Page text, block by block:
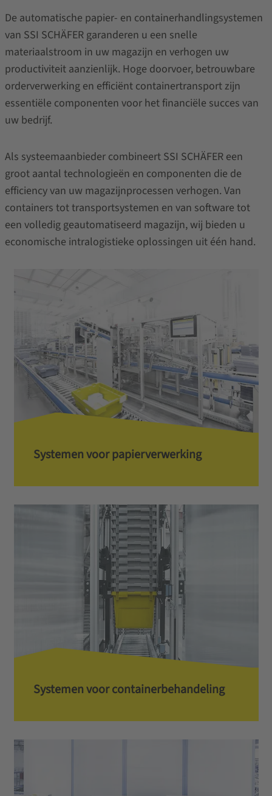
De automatische papier- en containerhandlingsystemen
van SSI SCHÄFER garanderen u een snelle
materiaalstroom in uw magazijn en verhogen uw
productiviteit aanzienlijk. Hoge doorvoer, betrouwbare
orderverwerking en efficiënt containertransport zijn
essentiële componenten voor het financiële succes van
uw bedrijf.
Als systeemaanbieder combineert SSI SCHÄFER een
groot aantal technologieën en componenten die de
efficiency van uw magazijnprocessen verhogen. Van
containers tot transportsystemen en van software tot
een volledig geautomatiseerd magazijn, wij bieden u
economische intralogistieke oplossingen uit één hand.
Systemen voor papierverwerking
Systemen voor containerbehandeling